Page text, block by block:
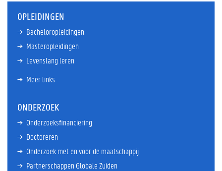
OPLEIDINGEN
Bacheloropleidingen
Masteropleidingen
Levenslang leren
Meer links
ONDERZOEK
Onderzoeksfinanciering
Doctoreren
Onderzoek met en voor de maatschappij
Partnerschappen Globale Zuiden